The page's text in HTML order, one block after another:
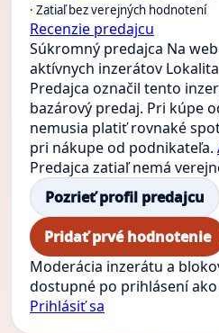
· Zatiaľ bez verejných hodnotení
Recenzie predajcu
Súkromný predajca Na
aktívnych inzerátov
Predajca označil tento
bazárový predaj. Pri kúpe
nemusia platiť rovnaké
pri nákupe od podnikateľa.
Predajca zatiaľ nemá
Pozrieť profil predajcu
Pridať prvé hodnotenie
Moderácia inzerátu a
dostupné po prihlásení
Prihlásiť sa